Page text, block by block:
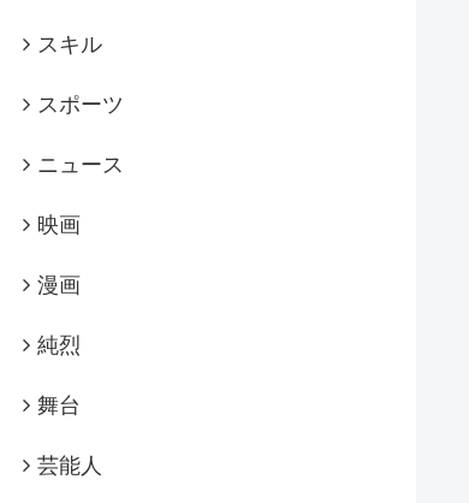
スキル
スポーツ
ニュース
映画
漫画
純烈
舞台
芸能人